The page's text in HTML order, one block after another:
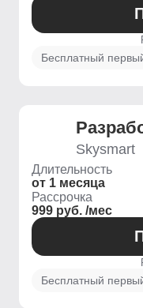
Бесплатный
Skysmart
Длительность
от 1 месяца
Рассрочка
999 руб. /мес
Бесплатный